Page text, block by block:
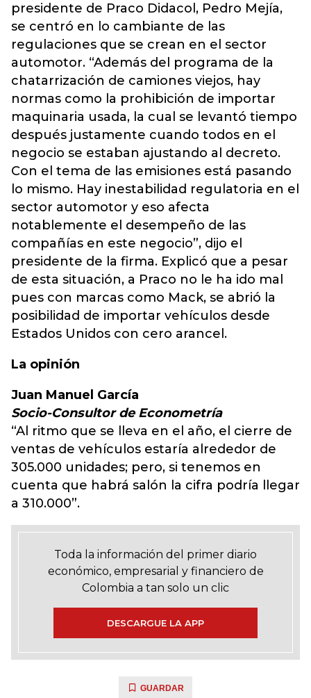
presidente de Praco Didacol, Pedro Mejía,
se centró en lo cambiante de las
regulaciones que se crean en el sector
automotor. “Además del programa de la
chatarrización de camiones viejos, hay
normas como la prohibición de importar
maquinaria usada, la cual se levantó tiempo
después justamente cuando todos en el
negocio se estaban ajustando al decreto.
Con el tema de las emisiones está pasando
lo mismo. Hay inestabilidad regulatoria en el
sector automotor y eso afecta
notablemente el desempeño de las
compañías en este negocio”, dijo el
presidente de la firma. Explicó que a pesar
de esta situación, a Praco no le ha ido mal
pues con marcas como Mack, se abrió la
posibilidad de importar vehículos desde
Estados Unidos con cero arancel.
La opinión
Juan Manuel García
Socio-Consultor de Econometría
“Al ritmo que se lleva en el año, el cierre de
ventas de vehículos estaría alrededor de
305.000 unidades; pero, si tenemos en
cuenta que habrá salón la cifra podría llegar
a 310.000”.
Toda la información del primer diario
económico, empresarial y financiero de
Colombia a tan solo un clic
DESCARGUE LA APP
GUARDAR